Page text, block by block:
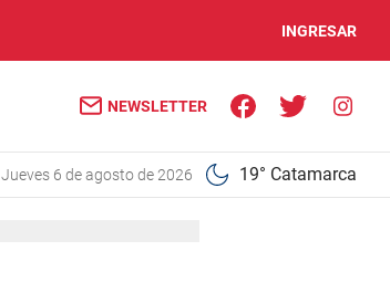
INGRESAR
NEWSLETTER
jueves 6 de agosto de 2026 19° Catamarca